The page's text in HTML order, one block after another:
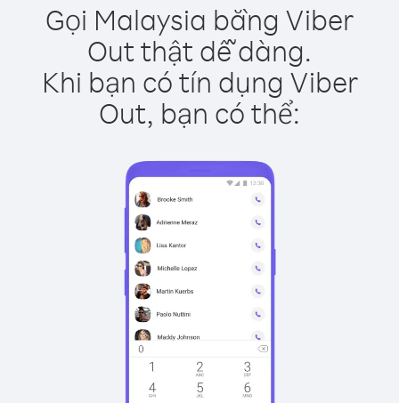
Gọi Malaysia bằng Viber
Out thật dễ dàng.
Khi bạn có tín dụng Viber
Out, bạn có thể: